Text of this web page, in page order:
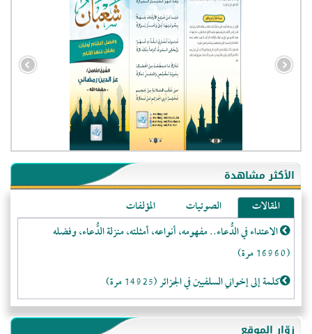
الأكثر مشاهدة
المقالات الصوتيات
المؤلفات
الاعتداء في الدُّعاء.. مفهومه، أنواعه، أمثلته، منزلة الدُّعاء، وفضله
(16960 مرة)
كلمة إلى إخواني السلفيين في الجزائر (14925 مرة)
لا تتَّبعوا عورات الـمسلمين (13374 مرة)
زوّار الموقع